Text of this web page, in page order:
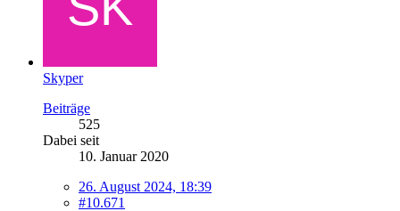
Skyper
Beiträge
525
Dabei seit
10. Januar 2020
26. August 2024, 18:39
#10.671